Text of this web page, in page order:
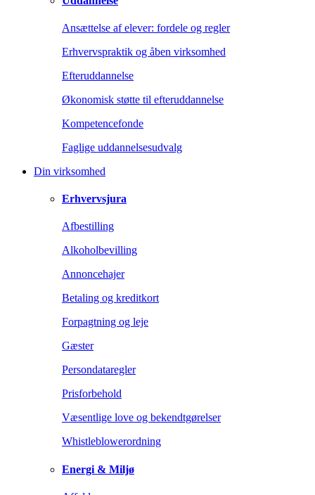
Ansættelse af elever: fordele og regler
Erhvervspraktik og åben virksomhed
Efteruddannelse
Økonomisk støtte til efteruddannelse
Kompetencefonde
Faglige uddannelsesudvalg
Din virksomhed
Erhvervsjura
Afbestilling
Alkoholbevilling
Annoncehajer
Betaling og kreditkort
Forpagtning og leje
Gæster
Persondataregler
Prisforbehold
Væsentlige love og bekendtgørelser
Whistleblowerordning
Energi & Miljø